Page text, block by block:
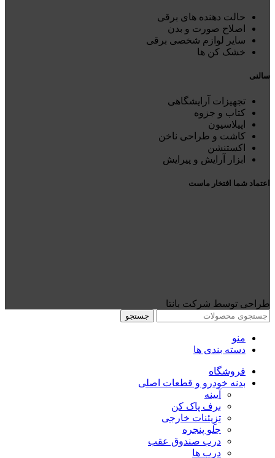
حالت دهنده های برقی
اصلاح صورت و بدن
سایر لوازم شخصی برقی
خشک کن ها
سالنی
تجهیزات آرایشگاهی
کتاب و جزوه
اپیلاسیون
کاشت و طراحی ناخن
اکستنشن
ابزار آرایش و پیرایش
اعتماد شما افتخار ماست
طراحی توسط شرکت بانتا
جستجو
منو
دسته بندی ها
فروشگاه
بدنه خودرو و قطعات اصلی
آیینه
برف پاک کن
تزِیئنات خارجی
جلو پنجره
درب صندوق عقب
درب ها